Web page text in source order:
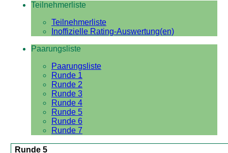
Teilnehmerliste
Teilnehmerliste
Inoffizielle Rating-Auswertung(en)
Paarungsliste
Paarungsliste
Runde 1
Runde 2
Runde 3
Runde 4
Runde 5
Runde 6
Runde 7
Runde 5